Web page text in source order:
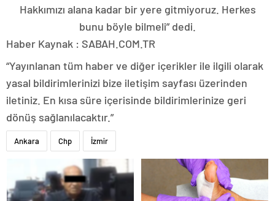
Hakkımızı alana kadar bir yere gitmiyoruz. Herkes
bunu böyle bilmeli” dedi.
Haber Kaynak : SABAH.COM.TR
“Yayınlanan tüm haber ve diğer içerikler ile ilgili olarak
yasal bildirimlerinizi bize iletişim sayfası üzerinden
iletiniz. En kısa süre içerisinde bildirimlerinize geri
dönüş sağlanılacaktır.”
Ankara Chp İzmir